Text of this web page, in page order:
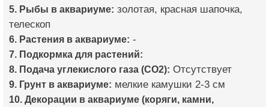
5. Рыбы в аквариуме: золотая, красная шапочка,
телескоп
6. Растения в аквариуме: -
7. Подкормка для растений:
8. Подача углекислого газа (CO2): Отсутствует
9. Грунт в аквариуме: мелкие камушки 2-3 см
10. Декорации в аквариуме (коряги, камни,